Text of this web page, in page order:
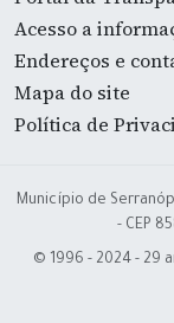
Acesso a
Endereços e
Mapa do site
Política de
Município de
- CEP
© 1996 - 2024 - 29